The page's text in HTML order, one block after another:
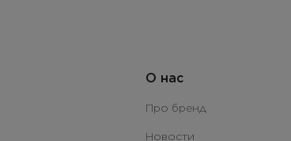
О нас
Про бренд
Новости